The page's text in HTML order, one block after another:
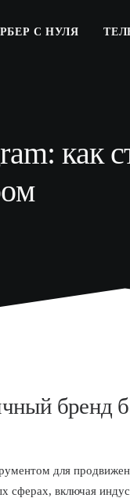
С НУЛЯ
как
бренд
для
сферах, включая